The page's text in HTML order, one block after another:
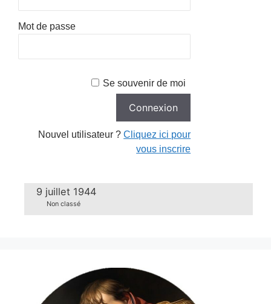
Mot de passe
Se souvenir de moi
Nouvel utilisateur ?Cliquez ici pour
vous inscrire
9 juillet 1944
Non classé